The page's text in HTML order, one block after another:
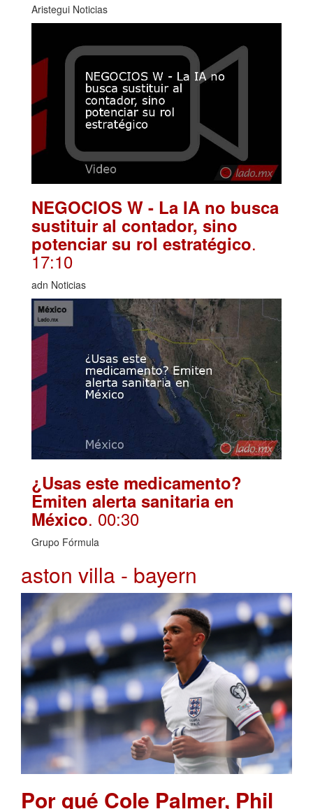
Aristegui Noticias
NEGOCIOS W - La IA no busca
sustituir al contador, sino
potenciar su rol estratégico.
17:10
adn Noticias
¿Usas este medicamento?
Emiten alerta sanitaria en
México. 00:30
Grupo Fórmula
aston villa - bayern
Por qué Cole Palmer, Phil